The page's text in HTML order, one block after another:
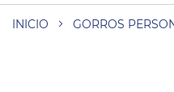
INICIO GORROS